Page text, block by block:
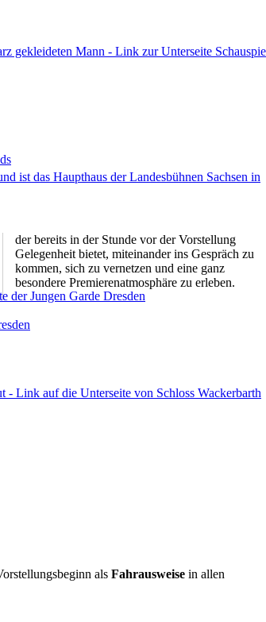
als Fahrausweise in allen
besondere Premierenatmosphäre zu erleben.